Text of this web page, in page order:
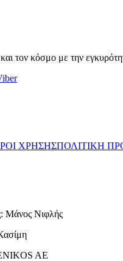
τον κόσμο με την
ΧΡΗΣΗΣΠΟΛΙΤΙΚΗ
Μάνος Νιφλής
AE